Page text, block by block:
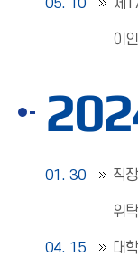
05. 10 제
이
01. 30 직
위
04. 15
대